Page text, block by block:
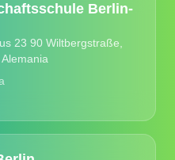
Berlin-
23 90 Wiltbergstraße,